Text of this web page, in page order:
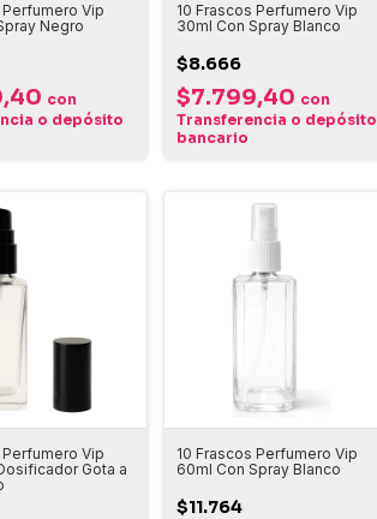
Perfumero Vip
Negro
con
o depósito
10 Frascos Perfumero Vip
30ml Con Spray Blanco
$8.666
$7.799,40 con
Transferencia o depósito
bancario
Perfumero Vip
Gota a
10 Frascos Perfumero Vip
60ml Con Spray Blanco
$11.764